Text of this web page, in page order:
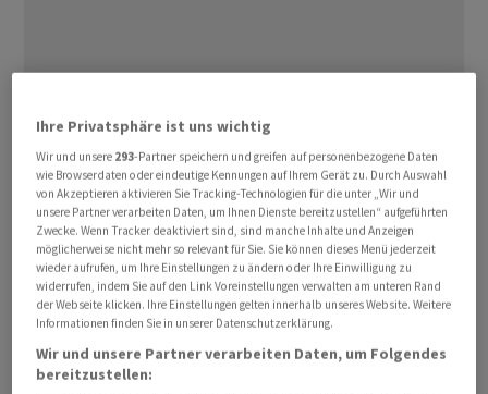
Die SNB reduziert den Faktor für die Limite, die bei der
Verzinsung mindestreservepflichtiger Girokontoinhaber
zur Anwendung kommt, wie es in einer Mitteilung vom
Montag heisst. Per Anfang August werde dieser von 15
auf 13,5 gesenkt.
Auf Sichtguthaben bis zu dieser Limite kommt der SNB-
Leitzins zur Anwendung. Sichtguthaben über der Limite
Ihre Privatsphäre ist uns wichtig
Wir und unsere 293-Partner speichern und greifen auf personenbezogene Daten
wie Browserdaten oder eindeutige Kennungen auf Ihrem Gerät zu. Durch Auswahl
von Akzeptieren aktivieren Sie Tracking-Technologien für die unter „Wir und
unsere Partner verarbeiten Daten, um Ihnen Dienste bereitzustellen“ aufgeführten
Zwecke. Wenn Tracker deaktiviert sind, sind manche Inhalte und Anzeigen
möglicherweise nicht mehr so relevant für Sie. Sie können dieses Menü jederzeit
wieder aufrufen, um Ihre Einstellungen zu ändern oder Ihre Einwilligung zu
widerrufen, indem Sie auf den Link Voreinstellungen verwalten am unteren Rand
der Webseite klicken. Ihre Einstellungen gelten innerhalb unseres Website. Weitere
Informationen finden Sie in unserer Datenschutzerklärung.
Wir und unsere Partner verarbeiten Daten, um Folgendes
bereitzustellen: